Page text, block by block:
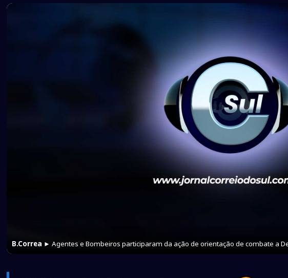
B.Correa ► Agentes e Bombeiros participaram da ação de orientação de combate a